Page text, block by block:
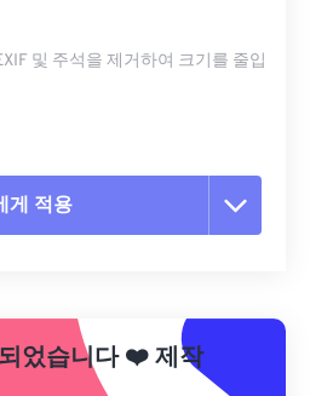
및 주석을 제거하여 크기를 줄입
게 적용
용
었습니다❤️제작